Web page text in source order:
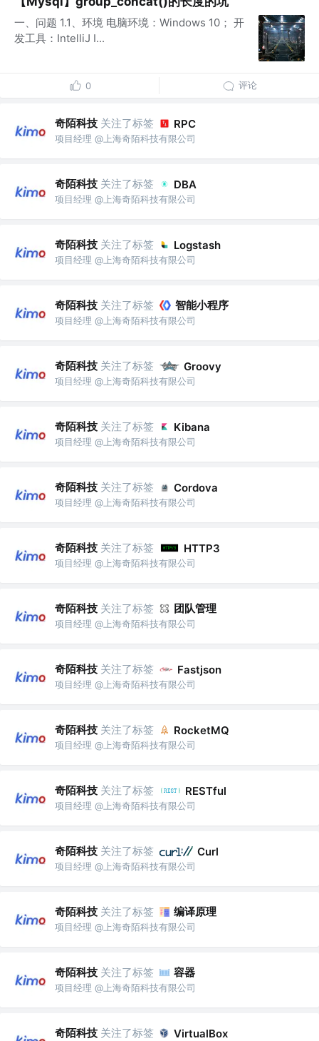
一、问题 1.1、环境 电脑环境：Windows 10； 开
发工具：IntelliJ I...
0 评论
奇陌科技 关注了标签 RPC
项目经理 @上海奇陌科技有限公司
奇陌科技 关注了标签 DBA
项目经理 @上海奇陌科技有限公司
奇陌科技 关注了标签 Logstash
项目经理 @上海奇陌科技有限公司
奇陌科技 关注了标签 智能小程序
项目经理 @上海奇陌科技有限公司
奇陌科技 关注了标签 Groovy
项目经理 @上海奇陌科技有限公司
奇陌科技 关注了标签 Kibana
项目经理 @上海奇陌科技有限公司
奇陌科技 关注了标签 Cordova
项目经理 @上海奇陌科技有限公司
奇陌科技 关注了标签 HTTP3
项目经理 @上海奇陌科技有限公司
奇陌科技 关注了标签 团队管理
项目经理 @上海奇陌科技有限公司
奇陌科技 关注了标签 Fastjson
项目经理 @上海奇陌科技有限公司
奇陌科技 关注了标签 RocketMQ
项目经理 @上海奇陌科技有限公司
奇陌科技 关注了标签 RESTful
项目经理 @上海奇陌科技有限公司
奇陌科技 关注了标签 Curl
项目经理 @上海奇陌科技有限公司
奇陌科技 关注了标签 编译原理
项目经理 @上海奇陌科技有限公司
奇陌科技 关注了标签 容器
项目经理 @上海奇陌科技有限公司
奇陌科技 关注了标签 VirtualBox